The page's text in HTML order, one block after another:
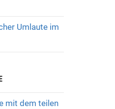
Umlaute im
mit dem teilen